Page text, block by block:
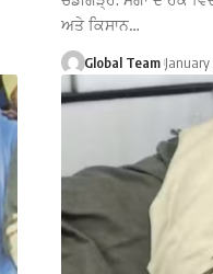
ਅਤੇ ਕਿਸਾਨ…
Global Team